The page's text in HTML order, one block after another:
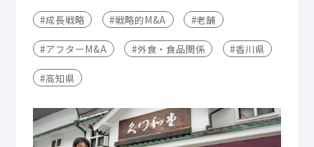
#成長戦略 #戦略的M&A #老舗
#アフターM&A #外食・食品関係 #香川県
#高知県